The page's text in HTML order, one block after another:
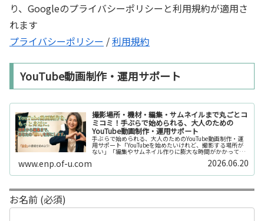
り、Googleのプライバシーポリシーと利用規約が適用さ
れます
プライバシーポリシー /利用規約
YouTube動画制作・運用サポート
撮影場所・機材・編集・サムネイルまで丸ごとコ
ミコミ！手ぶらで始められる、大人のための
YouTube動画制作・運用サポート
手ぶらで始められる、大人のためのYouTube動画制作・運
用サポート「YouTubeを始めたいけれど、撮影する場所が
ない」「編集やサムネイル作りに膨大な時間がかかって長
続きしない」「機材を揃えるだけで何万円もかかってしま
www.enp.of-u.com 2026.06.20
お名前 (必須)